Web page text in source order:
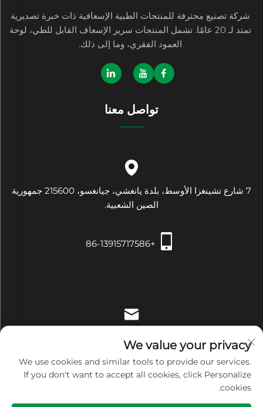
شركة تصنيع محترفة للمنتجات الطبية الإسعافية ذات خبرة تصديرية
تمتد لـ 20 عامًا. تشمل المنتجات سرير الإسعاف القابل للطي، لوحة
العمود الفقري، وما إلى ذلك.
تواصل معنا
7 شارع تشينغزا الأوسط، بلدة يانغشي، جيانغسو، 215600 جمهورية
الصين الشعبية.
+86-13915717586
We value your privacy
We use cookies and similar tools to provide our services.
If you don't want to accept all cookies, click Personalize
cookies.